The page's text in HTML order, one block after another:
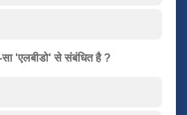
'एलबीडो' से संबंधित है ?